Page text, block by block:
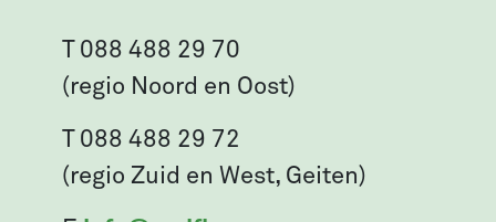
T 088 488 29 70
(regio Noord en Oost)
T 088 488 29 72
(regio Zuid en West, Geiten)